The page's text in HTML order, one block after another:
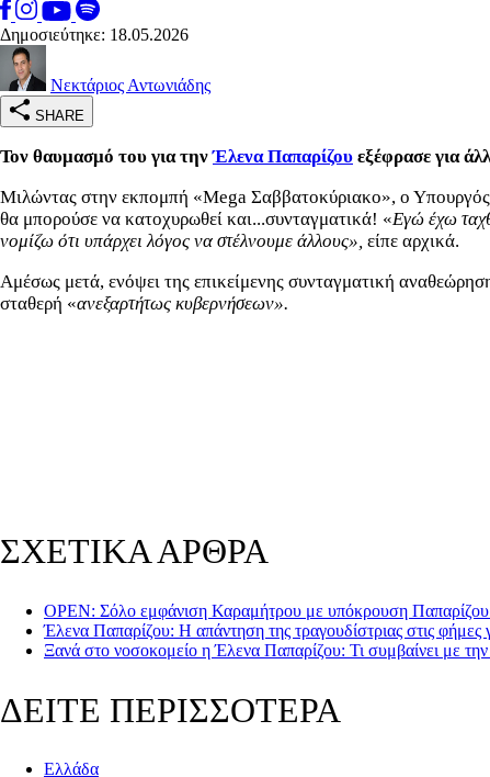
Δημοσιεύτηκε: 18.05.2026
Νεκτάριος Αντωνιάδης
SHARE
Τον θαυμασμό του για τηνΈλενα Παπαρίζου εξέφρασε για
Μιλώντας στην εκπομπή «Mega Σαββατοκύριακο», ο Υπουργός
θα μπορούσε να κατοχυρωθεί και...συνταγματικά! «Εγώ έχω
νομίζω ότι υπάρχει λόγος να στέλνουμε άλλους», είπε αρχικά.
Αμέσως μετά, ενόψει της επικείμενης συνταγματική
σταθερή «ανεξαρτήτως κυβερνήσεων».
ΣΧΕΤΙΚΑ ΑΡΘΡΑ
OPEN: Σόλο εμφάνιση Καραμήτρου με υπόκρουση Παπαρίζου
Έλενα Παπαρίζου: Η απάντηση της τραγουδίστριας στις φήμες
Ξανά στο νοσοκομείο η Έλενα Παπαρίζου: Τι συμβαίνει με την
ΔΕΙΤΕ ΠΕΡΙΣΣΟΤΕΡΑ
Ελλάδα